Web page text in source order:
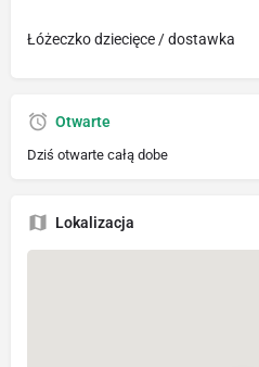
Łóżeczko dziecięce / dostawka
Otwarte
Dziś otwarte całą dobe
Lokalizacja